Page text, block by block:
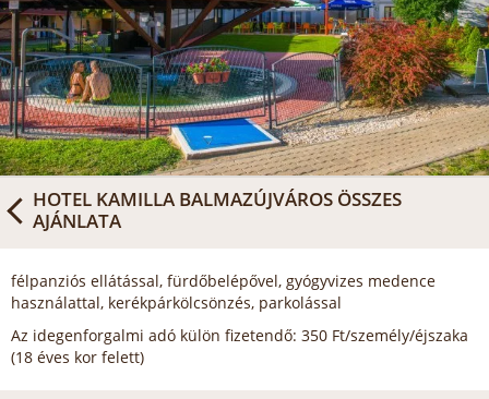
HOTEL KAMILLA BALMAZÚJVÁROS ÖSSZES
AJÁNLATA
félpanziós ellátással, fürdőbelépővel, gyógyvizes medence
használattal, kerékpárkölcsönzés, parkolással
Az idegenforgalmi adó külön fizetendő: 350 Ft/személy/éjszaka
(18 éves kor felett)